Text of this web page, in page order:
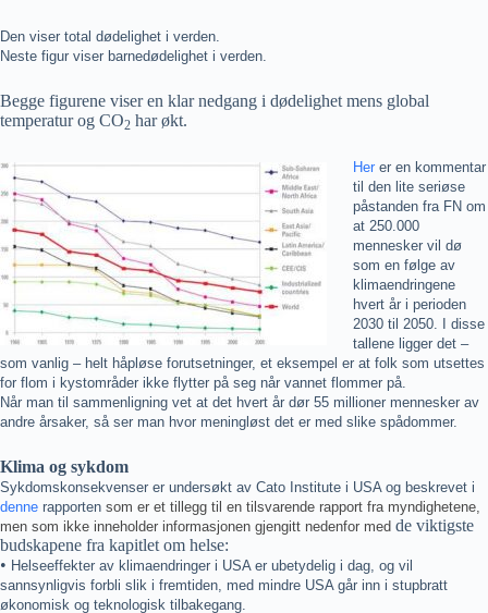
Den viser total dødelighet i verden.
Neste figur viser barnedødelighet i verden.
Begge figurene viser en klar nedgang i dødelighet mens global
temperatur og CO2 har økt.
Her er en kommentar
til den lite seriøse
påstanden fra FN om
at 250.000
mennesker vil dø
som en følge av
klimaendringene
hvert år i perioden
2030 til 2050. I disse
tallene ligger det –
som vanlig – helt håpløse forutsetninger, et eksempel er at folk som utsettes
for flom i kystområder ikke flytter på seg når vannet flommer på.
Når man til sammenligning vet at det hvert år dør 55 millioner mennesker av
andre årsaker, så ser man hvor meningløst det er med slike spådommer.
Klima og sykdom
Sykdomskonsekvenser er undersøkt av Cato Institute i USA og beskrevet i
denne rapporten som er et tillegg til en tilsvarende rapport fra myndighetene,
men som ikke inneholder informasjonen gjengitt nedenfor med de viktigste
budskapene fra kapitlet om helse:
• Helseeffekter av klimaendringer i USA er ubetydelig i dag, og vil
sannsynligvis forbli slik i fremtiden, med mindre USA går inn i stupbratt
økonomisk og teknologisk tilbakegang.